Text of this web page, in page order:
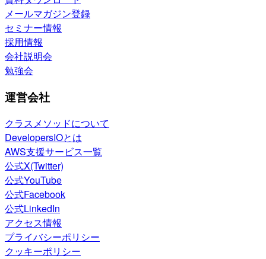
メールマガジン登録
セミナー情報
採用情報
会社説明会
勉強会
運営会社
クラスメソッドについて
DevelopersIOとは
AWS支援サービス一覧
公式X(Twitter)
公式YouTube
公式Facebook
公式LinkedIn
アクセス情報
プライバシーポリシー
クッキーポリシー